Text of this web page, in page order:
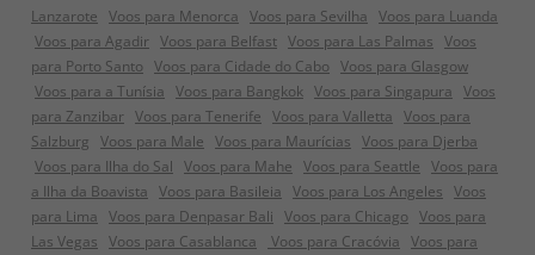
Lanzarote Voos para Menorca Voos para Sevilha Voos para Luanda
Voos para Agadir Voos para Belfast Voos para Las Palmas Voos
para Porto Santo Voos para Cidade do Cabo Voos para Glasgow
Voos para a Tunísia Voos para Bangkok Voos para Singapura Voos
para Zanzibar Voos para Tenerife Voos para Valletta Voos para
Salzburg Voos para Male Voos para Maurícias Voos para Djerba
Voos para Ilha do Sal Voos para Mahe Voos para Seattle Voos para
a Ilha da Boavista Voos para Basileia Voos para Los Angeles Voos
para Lima Voos para Denpasar Bali Voos para Chicago Voos para
Las Vegas Voos para Casablanca Voos para Cracóvia Voos para